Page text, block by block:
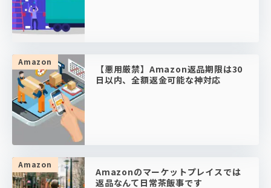
Amazon
【悪用厳禁】Amazon返品期限は30
日以内、全額返金可能な神対応
Amazon
Amazonのマーケットプレイスでは
返品なんて日常茶飯事です